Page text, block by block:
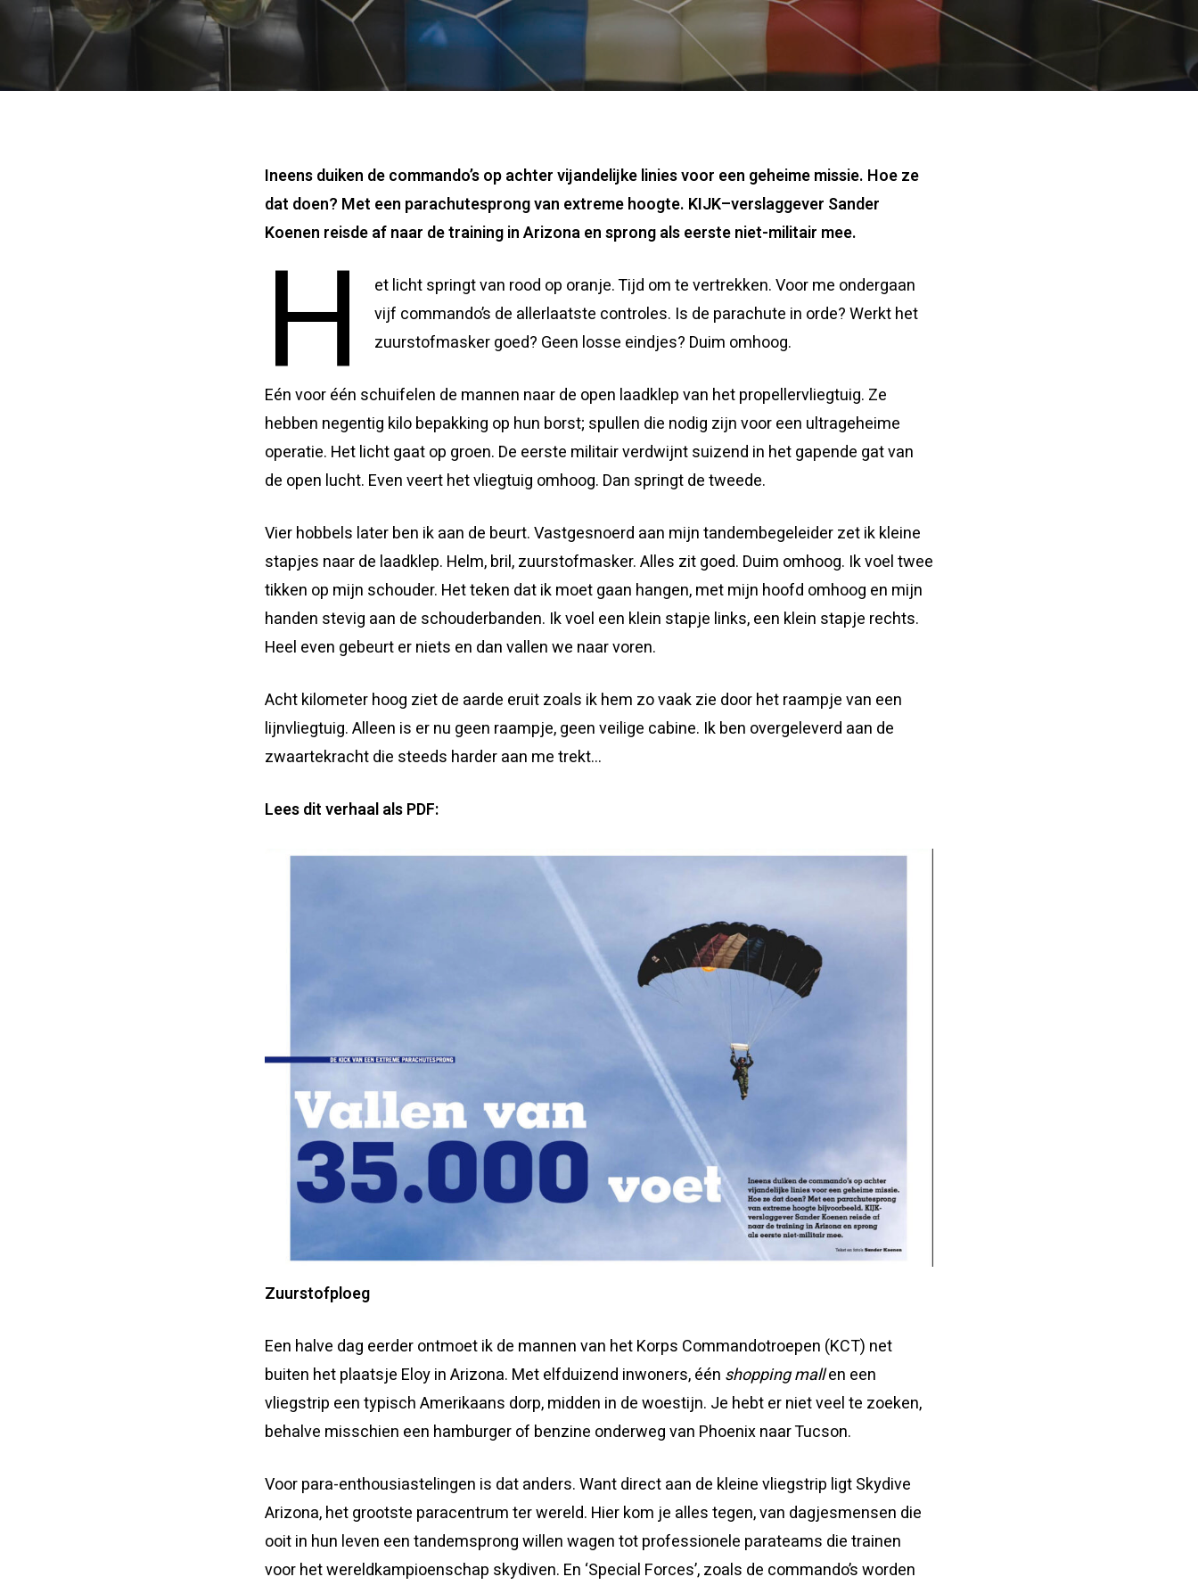
Ineens duiken de commando’s op achter vijandelijke linies voor een geheime missie. Hoe ze
dat doen? Met een parachutesprong van extreme hoogte. KIJK–verslaggever Sander
Koenen reisde af naar de training in Arizona en sprong als eerste niet-militair mee.
H
et licht springt van rood op oranje. Tijd om te vertrekken. Voor me ondergaan
vijf commando’s de allerlaatste controles. Is de parachute in orde? Werkt het
zuurstofmasker goed? Geen losse eindjes? Duim omhoog.
Eén voor één schuifelen de mannen naar de open laadklep van het propellervliegtuig. Ze
hebben negentig kilo bepakking op hun borst; spullen die nodig zijn voor een ultrageheime
operatie. Het licht gaat op groen. De eerste militair verdwijnt suizend in het gapende gat van
de open lucht. Even veert het vliegtuig omhoog. Dan springt de tweede.
Vier hobbels later ben ik aan de beurt. Vastgesnoerd aan mijn tandembegeleider zet ik kleine
stapjes naar de laadklep. Helm, bril, zuurstofmasker. Alles zit goed. Duim omhoog. Ik voel twee
tikken op mijn schouder. Het teken dat ik moet gaan hangen, met mijn hoofd omhoog en mijn
handen stevig aan de schouderbanden. Ik voel een klein stapje links, een klein stapje rechts.
Heel even gebeurt er niets en dan vallen we naar voren.
Acht kilometer hoog ziet de aarde eruit zoals ik hem zo vaak zie door het raampje van een
lijnvliegtuig. Alleen is er nu geen raampje, geen veilige cabine. Ik ben overgeleverd aan de
zwaartekracht die steeds harder aan me trekt…
Lees dit verhaal als PDF:
Zuurstofploeg
Een halve dag eerder ontmoet ik de mannen van het Korps Commandotroepen (KCT) net
buiten het plaatsje Eloy in Arizona. Met elfduizend inwoners, één shopping mallen een
vliegstrip een typisch Amerikaans dorp, midden in de woestijn. Je hebt er niet veel te zoeken,
behalve misschien een hamburger of benzine onderweg van Phoenix naar Tucson.
Voor para-enthousiastelingen is dat anders. Want direct aan de kleine vliegstrip ligt Skydive
Arizona, het grootste paracentrum ter wereld. Hier kom je alles tegen, van dagjesmensen die
ooit in hun leven een tandemsprong willen wagen tot professionele parateams die trainen
voor het wereldkampioenschap skydiven. En ‘Special Forces’, zoals de commando’s worden